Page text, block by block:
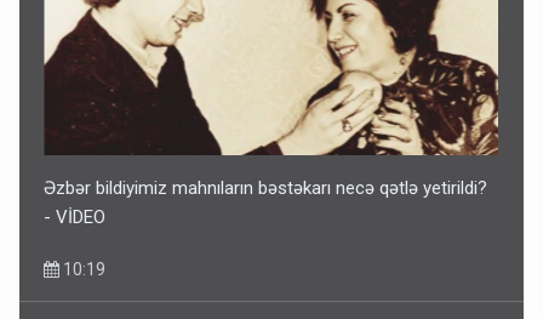
Əzbər bildiyimiz mahnıların bəstəkarı necə qətlə yetirildi?
- VİDEO
10:19